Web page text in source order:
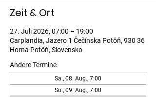
Zeit & Ort
27. Juli 2026, 07:00 – 19:00
Carplandia, Jazero 1 Čečínska Potôň, 930 36
Horná Potôň, Slovensko
Andere Termine
Sa., 08. Aug., 7:00
So., 09. Aug., 7:00